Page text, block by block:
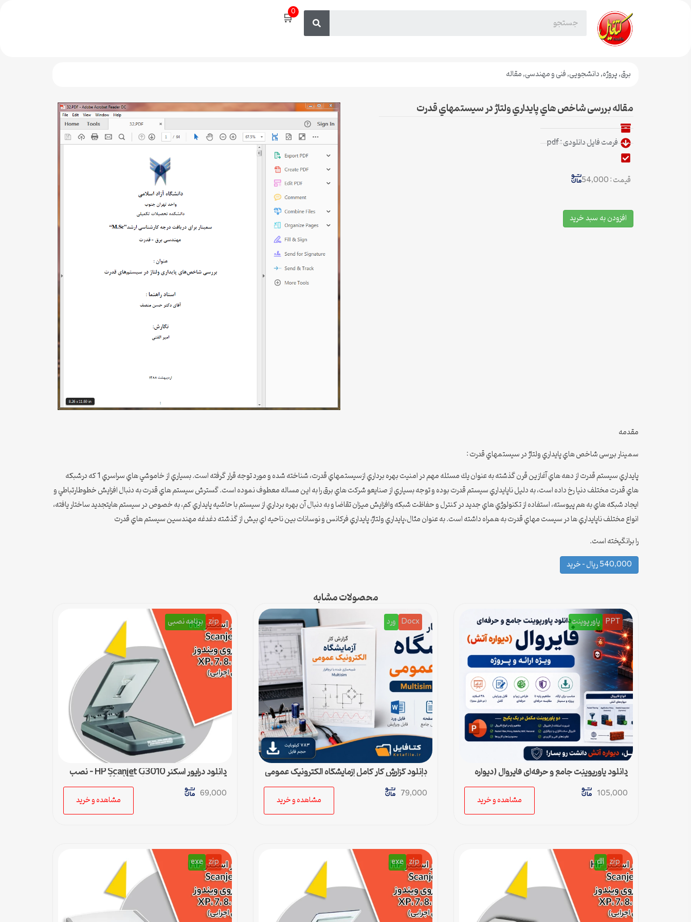
🛒0
برق,پروژه,دانشجویی,فنی و مهندسی,مقاله
مقاله بررسی شاخص هاي پایداري ولتاژ در سیستمهاي قدرت
فرمت فایل دانلودی : pdf
قیمت : 54,000
افزودن به سبد خرید
مقدمه
سمینار بررسی شاخص هاي پایداري ولتاژ در سیستمهاي قدرت :
پايداري سيستم قدرت از دهه هاي آغازين قرن گذشته به عنوان يك مسئله مهم در امنيت بهره برداري ازسيستمهاي قدرت، شناخته شده و مورد توجه قرار گرفته است. بسياري از خاموشي هاي سراسري 1 كه درشبكه
هاي قدرت مختلف دنيا رخ داده است، به دليل ناپايداري سيستم قدرت بوده و توجه بسياري از صنايعو شركت هاي برق را به اين مساله معطوف نموده است. گسترش سيستم هاي قدرت به دنبال افزايش خطوطارتباطي و
ايجاد شبكه هاي به هم پيوسته، استفاده از تكنولوژي هاي جديد در كنترل و حفاظت شبكه وافزايش ميزان تقاضا و به دنبال آن بهره برداري از سيستم با حاشيه پايداري كم، به خصوص در سيستم هايتجديد ساختار يافته،
انواع مختلف ناپايداري ها در سيست مهاي قدرت به همراه داشته است. به عنوان مثال،پايداري ولتاژ، پايداري فركانس و نوسانات بين ناحيه اي بيش از گذشته دغدغه مهندسين سيستم هاي قدرت
را برانگيخته است.
540,000 ریال – خرید
محصولات مشابه
PPT پاورپوینت
دانلود پاورپوینت جامع و حرفه‌ای فایروال (دیواره
آتش) – ویژه ارائه و پروژه
105,000
مشاهده و خرید
Docx ورد
دانلود گزارش کار کامل آزمایشگاه الکترونیک عمومی
(فایل ورد قابل ویرایش)
79,000
مشاهده و خرید
zip برنامه نصبی
دانلود درایور اسکنر HP Scanjet G3010 – نصب
آسان و سریع برای ویندوزهای XP تا 11
69,000
مشاهده و خرید
zip
dll
zip
exe
zip
exe